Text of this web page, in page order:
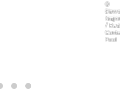
,©
/
Pool